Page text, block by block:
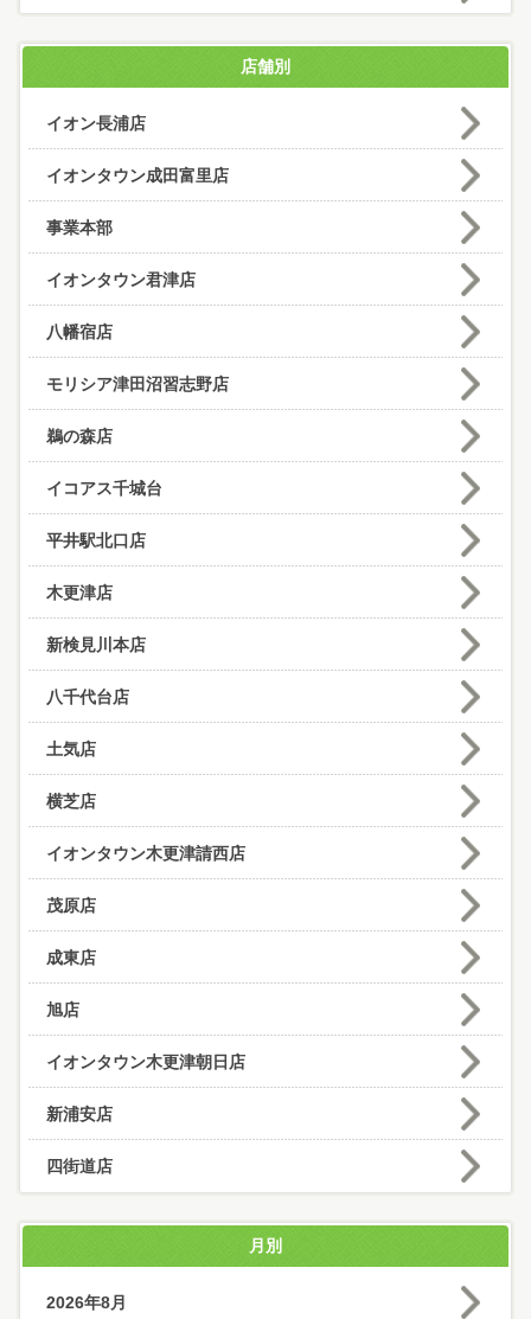
店舗別
イオン長浦店
イオンタウン成田富里店
事業本部
イオンタウン君津店
八幡宿店
モリシア津田沼習志野店
鵜の森店
イコアス千城台
平井駅北口店
木更津店
新検見川本店
八千代台店
土気店
横芝店
イオンタウン木更津請西店
茂原店
成東店
旭店
イオンタウン木更津朝日店
新浦安店
四街道店
月別
2026年8月